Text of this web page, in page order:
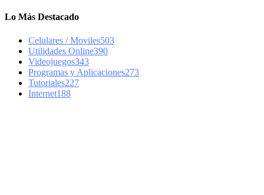
Lo Más Destacado
Celulares / Moviles503
Utilidades Online390
Videojuegos343
Programas y Aplicaciones273
Tutoriales227
Internet188